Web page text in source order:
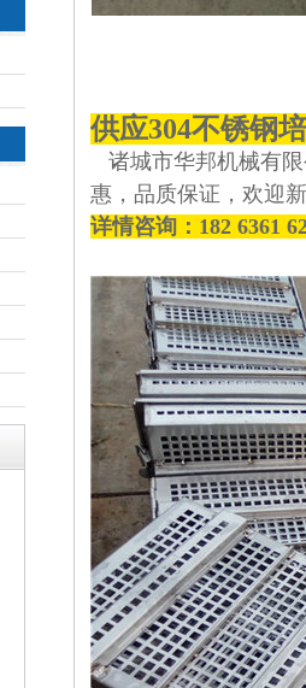
供应304不锈钢
诸城市华邦机械有
惠，品质保证，欢迎
详情咨询：182 6361